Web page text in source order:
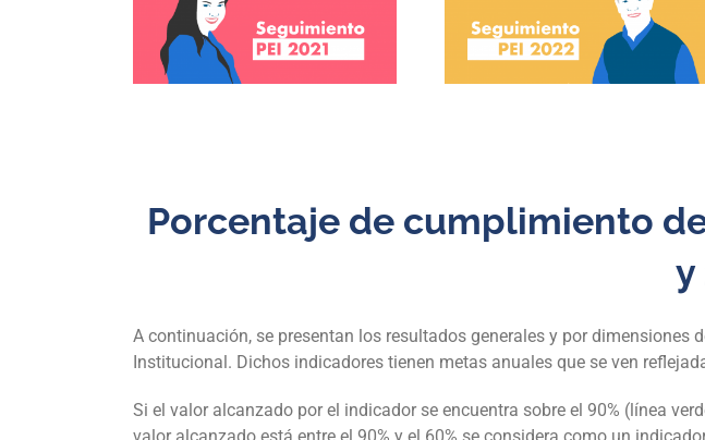
Porcentaje de cumplimiento
y
A continuación, se presentan los resultados generales y por
Institucional. Dichos indicadores tienen metas anuales que se ven
Si el valor alcanzado por el indicador se encuentra sobre el 90% (línea